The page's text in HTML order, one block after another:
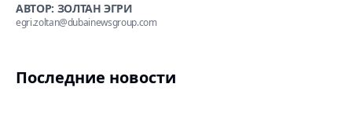
АВТОР: ЗОЛТАН ЭГРИ
egri.zoltan@dubainewsgroup.com
Последние новости